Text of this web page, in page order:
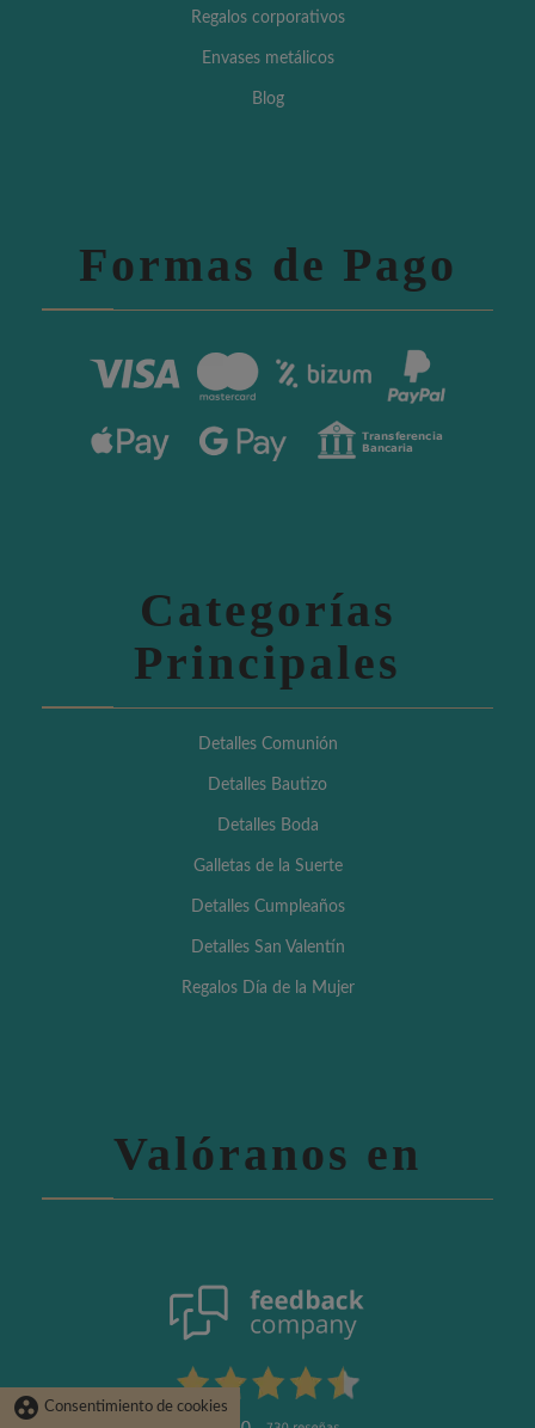
Regalos corporativos
Envases metálicos
Blog
Formas de Pago
Categorías
Principales
Detalles Comunión
Detalles Bautizo
Detalles Boda
Galletas de la Suerte
Detalles Cumpleaños
Detalles San Valentín
Regalos Día de la Mujer
Valóranos en
group_work Consentimiento de cookies